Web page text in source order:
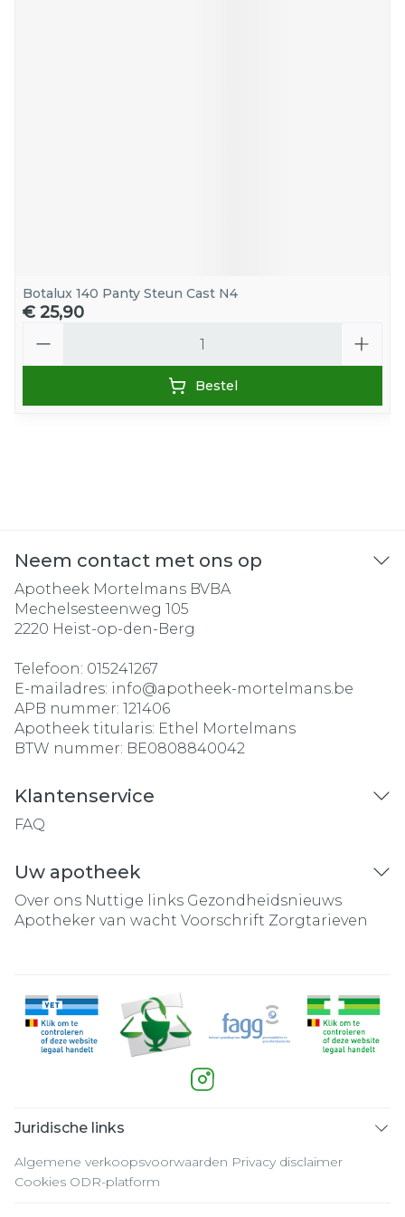
Botalux 140 Panty Steun Cast N4
€ 25,90
Bestel
Neem contact met ons op
Apotheek Mortelmans BVBA
Mechelsesteenweg 105
2220 Heist-op-den-Berg
Telefoon: 015241267
E-mailadres: info@apotheek-mortelmans.be
APB nummer: 121406
Apotheek titularis: Ethel Mortelmans
BTW nummer: BE0808840042
Klantenservice
FAQ
Uw apotheek
Over ons Nuttige links Gezondheidsnieuws
Apotheker van wacht Voorschrift Zorgtarieven
Juridische links
Algemene verkoopsvoorwaarden Privacy disclaimer
Cookies ODR-platform